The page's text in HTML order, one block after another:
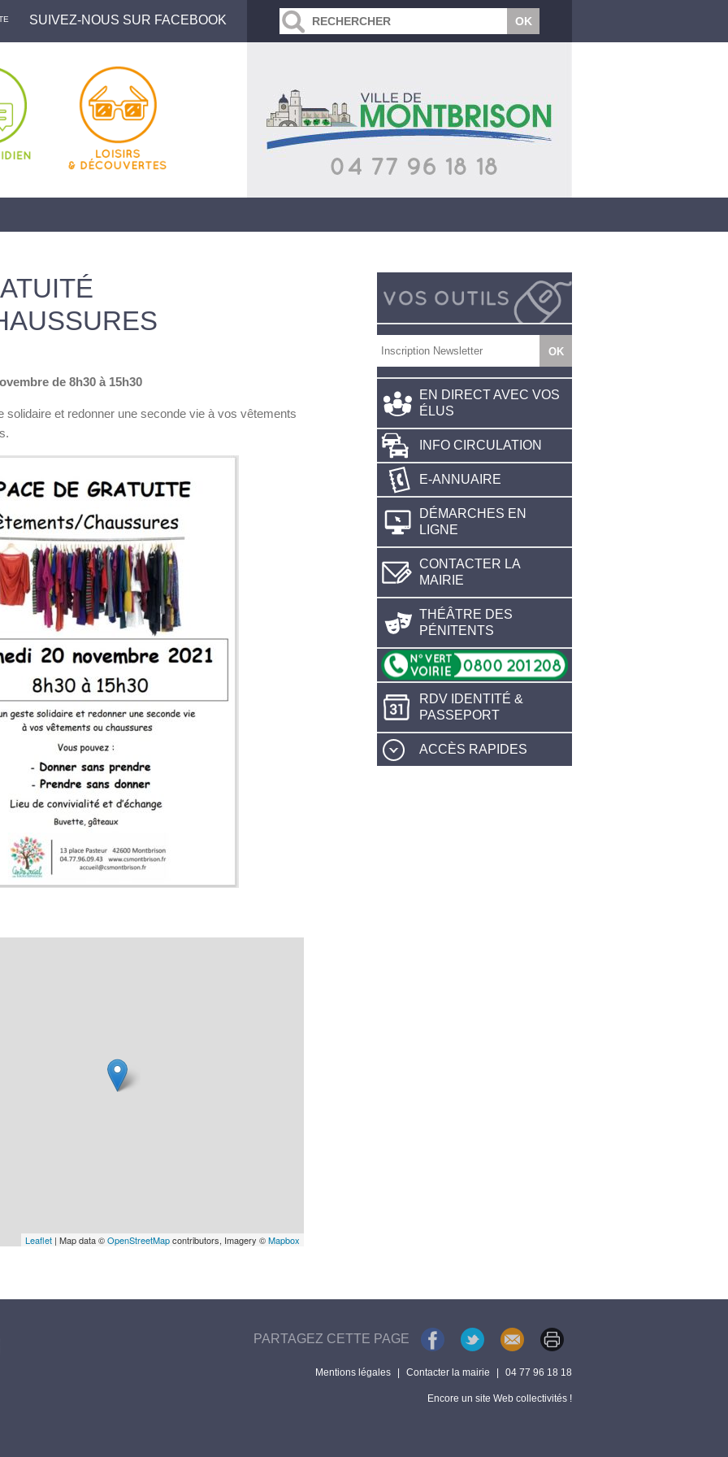
SUIVEZ-NOUS SUR FACEBOOK
de 8h30 à 15h30
solidaire et redonner une seconde vie à vos vêtements
Leaflet | Map data ©OpenStreetMapcontributors, Imagery ©Mapbox
EN DIRECT AVEC VOS
ÉLUS
INFO CIRCULATION
E-ANNUAIRE
DÉMARCHES EN
LIGNE
CONTACTER LA
MAIRIE
THÉÂTRE DES
PÉNITENTS
RDV IDENTITÉ &
PASSEPORT
ACCÈS RAPIDES
PARTAGEZ CETTE PAGE
Mentions légales Contacter la mairie 04 77 96 18 18
Encore un site Web collectivités !